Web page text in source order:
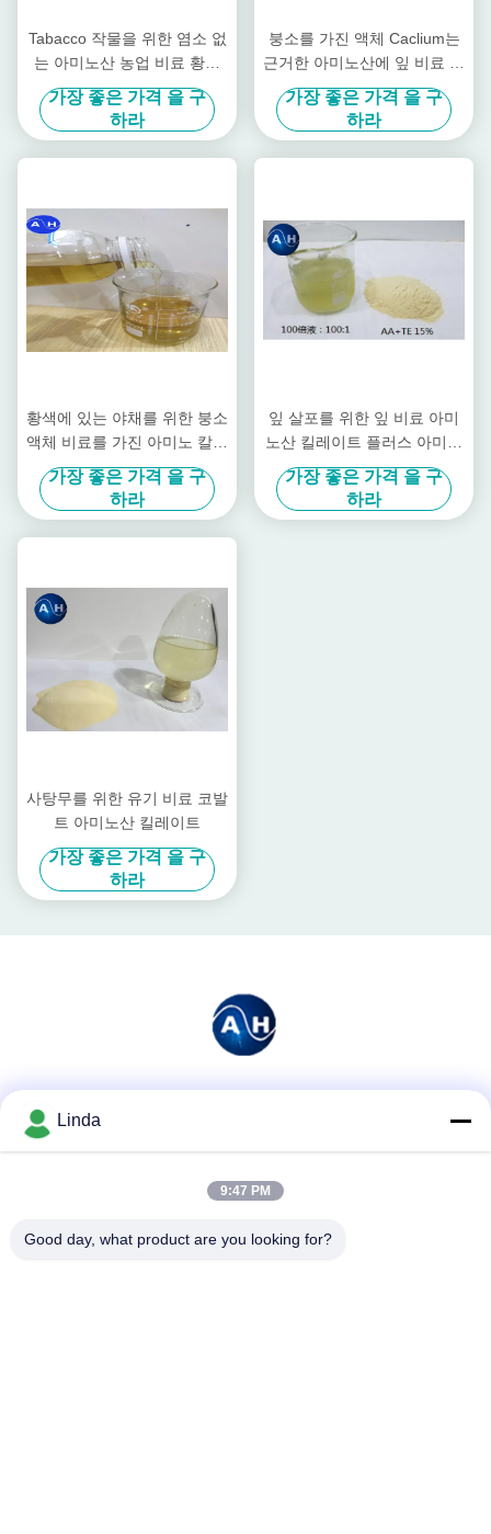
Tabacco 작물을 위한 염소 없
는 아미노산 농업 비료 황산
가수분해
가장 좋은 가격 을 구
하라
붕소를 가진 액체 Caclium는
근거한 아미노산에 잎 비료 플
러스 아미노를 결합합니다
가장 좋은 가격 을 구
하라
황색에 있는 야채를 위한 붕소
액체 비료를 가진 아미노 칼슘
6-0-0
가장 좋은 가격 을 구
하라
잎 살포를 위한 잎 비료 아미
노산 킬레이트 플러스 아미노
코발트
가장 좋은 가격 을 구
하라
사탕무를 위한 유기 비료 코발
트 아미노산 킬레이트
가장 좋은 가격 을 구
하라
전화
Linda
9:47 PM
Good day, what product are you looking for?